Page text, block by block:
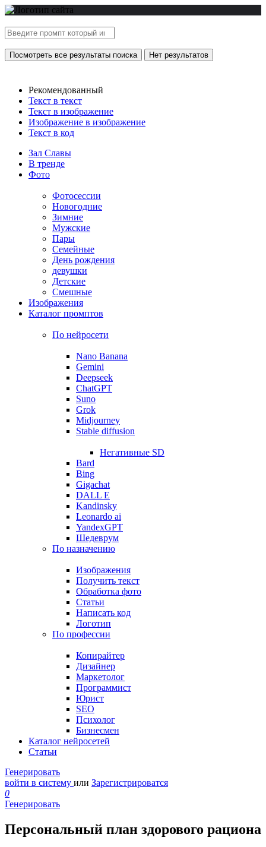
Посмотреть все результаты поиска Нет результатов
Рекомендованный
Текст в текст
Текст в изображение
Изображение в изображение
Текст в код
Зал Славы
В тренде
Фото
Фотосессии
Новогодние
Зимние
Мужские
Пары
Семейные
День рождения
девушки
Детские
Смешные
Изображения
Каталог промптов
По нейросети
Nano Banana
Gemini
Deepseek
ChatGPT
Suno
Grok
Midjourney
Stable diffusion
Негативные SD
Bard
Bing
Gigachat
DALL E
Kandinsky
Leonardo ai
YandexGPT
Шедеврум
По назначению
Изображения
Получить текст
Обработка фото
Статьи
Написать код
Логотип
По профессии
Копирайтер
Дизайнер
Маркетолог
Программист
Юрист
SEO
Психолог
Бизнесмен
Каталог нейросетей
Статьи
Генерировать
войти в систему или Зарегистрироватся
0
Генерировать
Персональный план здорового рациона